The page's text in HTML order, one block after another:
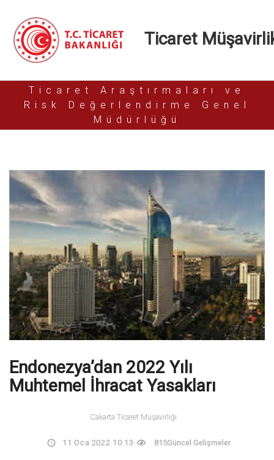
Ticaret
Ticaret Araştırmaları ve
Risk Değerlendirme Genel
Müdürlüğü
Endonezya’dan 2022 Yılı
Muhtemel İhracat Yasakları
Cakarta Ticaret Müşavirliği
11 Oca 2022 10:13 815Güncel Gelişmeler